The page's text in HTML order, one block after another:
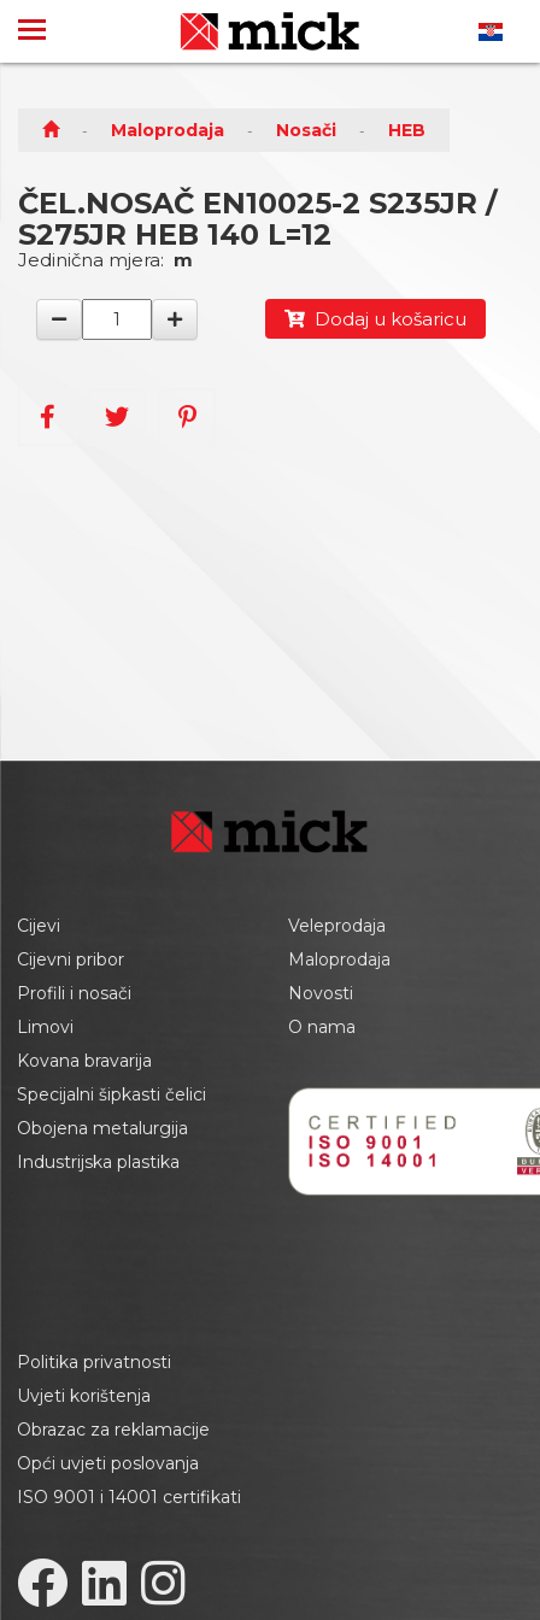
Maloprodaja Nosači HEB
ČEL.NOSAČ EN10025-2 S235JR /
S275JR HEB 140 L=12
Jedinična mjera: m
Dodaj u košaricu
Cijevi
Cijevni pribor
Profili i nosači
Limovi
Kovana bravarija
Specijalni šipkasti čelici
Obojena metalurgija
Industrijska plastika
Veleprodaja
Maloprodaja
Novosti
O nama
Politika privatnosti
Uvjeti korištenja
Obrazac za reklamacije
Opći uvjeti poslovanja
ISO 9001 i 14001 certifikati